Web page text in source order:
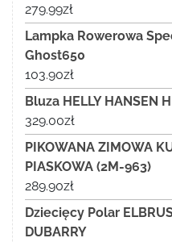
279.99zł
Lampka Rowerowa
Ghost650
103.90zł
Bluza HELLY HANSEN
329.00zł
PIKOWANA ZIMOWA
PIASKOWA (2M-963)
289.90zł
Dziecięcy Polar
DUBARRY